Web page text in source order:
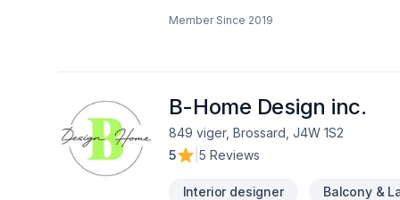
bienvenus pour les propriétaires ou
Member Since 2019
B-Home Design inc.
849 viger, Brossard, J4W 1S2
5
5 Reviews
Interior designer Balcony &